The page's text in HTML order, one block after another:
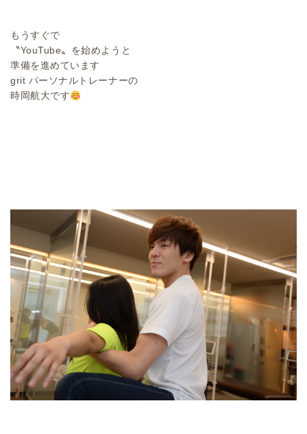
もうすぐで
〝YouTube〟を始めようと
準備を進めています
grit パーソナルトレーナーの
時岡航大です